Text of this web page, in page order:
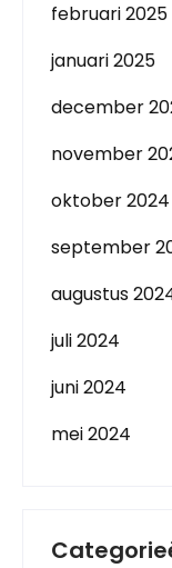
februari 2025
januari 2025
december
november
oktober 2024
september
augustus
juli 2024
juni 2024
mei 2024